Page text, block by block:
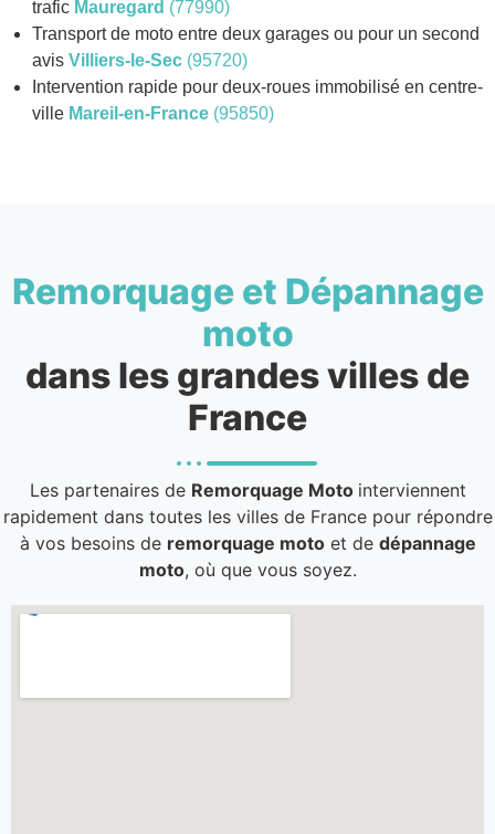
trafic Mauregard (77990)
Transport de moto entre deux garages ou pour un second
avis Villiers-le-Sec (95720)
Intervention rapide pour deux-roues immobilisé en centre-
ville Mareil-en-France (95850)
Remorquage et Dépannage
moto
dans les grandes villes de
France
Les partenaires de Remorquage Moto interviennent
rapidement dans toutes les villes de France pour répondre
à vos besoins de remorquage motoet de dépannage
moto, où que vous soyez.